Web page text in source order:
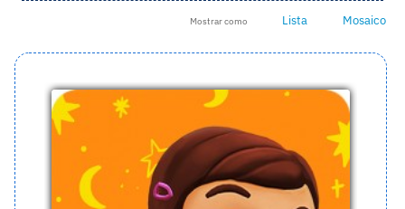
Mostrar como Lista Mosaico